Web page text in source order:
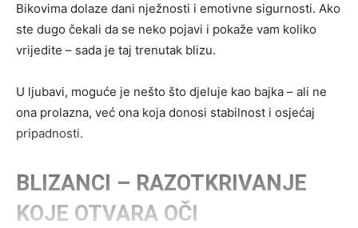
Bikovima dolaze dani nježnosti i emotivne sigurnosti. Ako
ste dugo čekali da se neko pojavi i pokaže vam koliko
vrijedite – sada je taj trenutak blizu.
U ljubavi, moguće je nešto što djeluje kao bajka – ali ne
ona prolazna, već ona koja donosi stabilnost i osjećaj
pripadnosti.
BLIZANCI – RAZOTKRIVANJE
KOJE OTVARA OČI